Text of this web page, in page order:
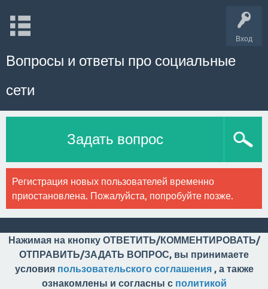
Вход
Вопросы и ответы про социальные
сети
Задать вопрос
Регистрация новых пользователей временно
приостановлена. Пожалуйста, попробуйте позже.
Нажимая на кнопку ОТВЕТИТЬ/КОММЕНТИРОВАТЬ/
ОТПРАВИТЬ/ЗАДАТЬ ВОПРОС, вы принимаете
условия пользовательского соглашения, а также
ознакомлены и согласны с политикой